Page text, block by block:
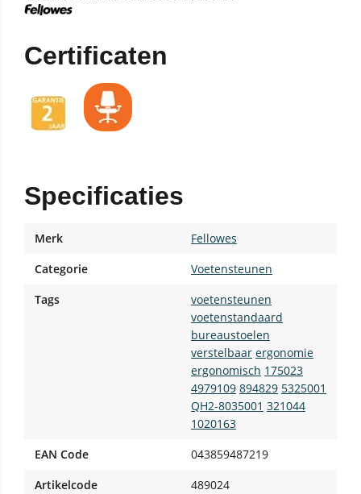
Certificaten
Specificaties
Merk
Fellowes
Categorie
Voetensteunen
Tags
voetensteunen
voetenstandaard
bureaustoelen
verstelbaar ergonomie
ergonomisch 175023
4979109 894829 5325001
QH2-8035001 321044
1020163
EAN Code
043859487219
Artikelcode
489024